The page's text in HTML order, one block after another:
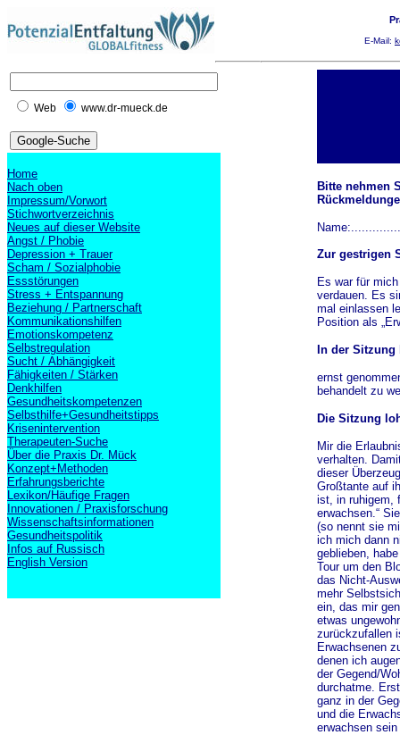
E-Mail:
Web www.dr-mueck.de
Home
Nach oben
Impressum/Vorwort
Stichwortverzeichnis
Neues auf dieser Website
Angst / Phobie
Depression + Trauer
Scham / Sozialphobie
Essstörungen
Stress + Entspannung
Beziehung / Partnerschaft
Kommunikationshilfen
Emotionskompetenz
Selbstregulation
Sucht / Abhängigkeit
Fähigkeiten / Stärken
Denkhilfen
Gesundheitskompetenzen
Selbsthilfe+Gesundheitstipps
Krisenintervention
Therapeuten-Suche
Über die Praxis Dr. Mück
Konzept+Methoden
Erfahrungsberichte
Lexikon/Häufige Fragen
Innovationen / Praxisforschung
Wissenschaftsinformationen
Gesundheitspolitik
Infos auf Russisch
English Version
Bitte nehmen
Zur gestrigen
Es war für
verdauen. Es
mal einlassen
Position als
In der
ernst
behandelt zu
Die Sitzung
Mir die
verhalten.
dieser
Großtante auf
ist, in ruhigem,
erwachsen.“
(so nennt sie
ich mich dann
geblieben,
Tour um den
das Nicht-
mehr
ein, das mir
etwas
zurückzufallen
Erwachsenen
denen ich
der Gegend/
durchatme.
ganz in der
und die
erwachsen